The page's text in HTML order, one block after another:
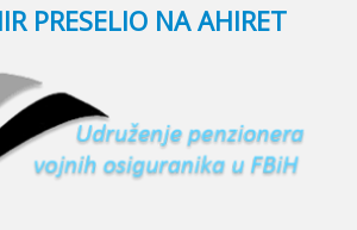
PRESELIO NA AHIRET